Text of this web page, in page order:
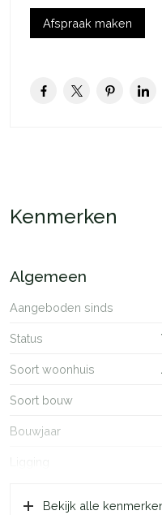
Afspraak maken
Kenmerken
Algemeen
Aangeboden sinds
Status
Soort woonhuis
Soort bouw
Bouwjaar
Ligging
Oppervlakten en
Bekijk alle